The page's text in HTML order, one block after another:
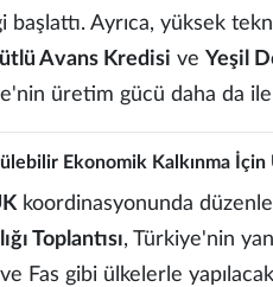
başlattı. Ayrıca, yüksek
Avans Kredisi ve Yeşil
üretim gücü daha da
Ekonomik Kalkınma İçin
koordinasyonunda
Toplantısı, Türkiye'nin
Fas gibi ülkelerle